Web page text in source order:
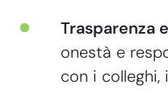
Trasparenza
onestà e
con i